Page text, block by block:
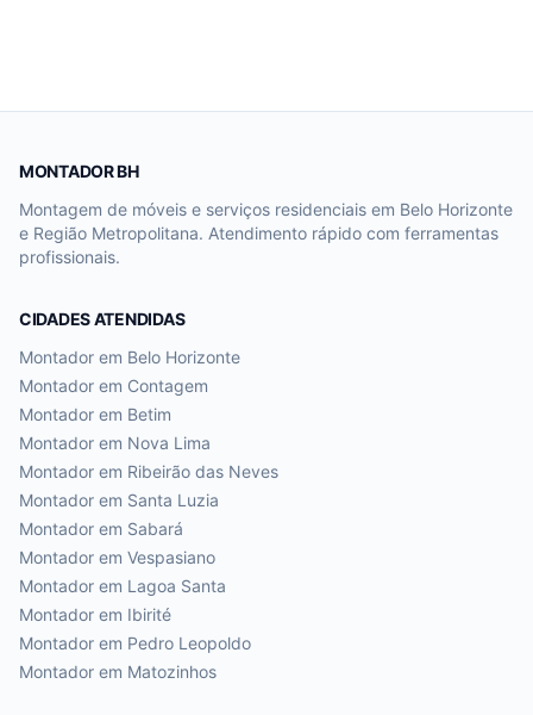
MONTADOR BH
Montagem de móveis e serviços residenciais em Belo Horizonte
e Região Metropolitana. Atendimento rápido com ferramentas
profissionais.
CIDADES ATENDIDAS
Montador em Belo Horizonte
Montador em Contagem
Montador em Betim
Montador em Nova Lima
Montador em Ribeirão das Neves
Montador em Santa Luzia
Montador em Sabará
Montador em Vespasiano
Montador em Lagoa Santa
Montador em Ibirité
Montador em Pedro Leopoldo
Montador em Matozinhos